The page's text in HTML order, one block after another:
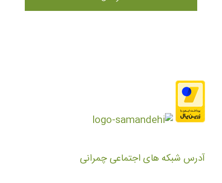
آدرس شبکه های اجتماعی چمرانی